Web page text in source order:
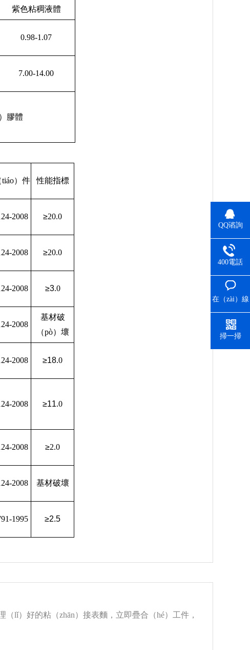
紫色粘稠液體
0.98-1.07
7.00-14.00
膠體
）件 性能指標
2008 ≥20.0
2008 ≥20.0
2008 ≥3.0
2008
基材破
（pò）壞
2008 ≥18.0
2008 ≥11.0
2008 ≥2.0
2008 基材破壞
1995 ≥2.5
lǐ）好的粘（zhān）接表麵，立即疊合（hé）工件，
QQ谘詢
400電話
在（zài）線
（liú）言
掃一掃